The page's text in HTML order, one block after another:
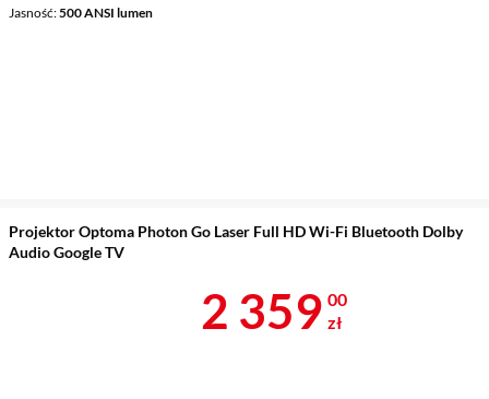
Jasność 500 ANSI lumen
Projektor Optoma Photon Go Laser Full HD Wi-Fi Bluetooth Dolby
Audio Google TV
Cena 2 359 zł
2 359 00
zł